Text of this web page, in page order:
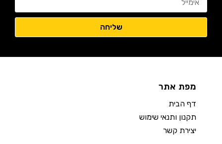
מפת אתר
דף הבית
תקנון ותנאי שימוש
יצירת קשר